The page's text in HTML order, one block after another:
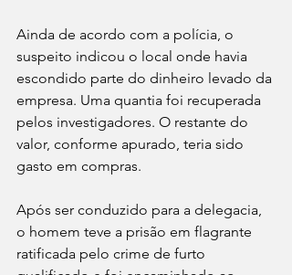
Ainda de acordo com a polícia, o
suspeito indicou o local onde havia
escondido parte do dinheiro levado da
empresa. Uma quantia foi recuperada
pelos investigadores. O restante do
valor, conforme apurado, teria sido
gasto em compras.
Após ser conduzido para a delegacia,
o homem teve a prisão em flagrante
ratificada pelo crime de furto